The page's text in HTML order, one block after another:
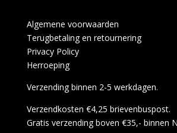
Algemene voorwaarden
Terugbetaling en retournering
Privacy Policy
Herroeping
Verzending binnen 2-5 werkdagen.
Verzendkosten €4,25 brievenbuspost.
Gratis verzending boven €35,- binnen